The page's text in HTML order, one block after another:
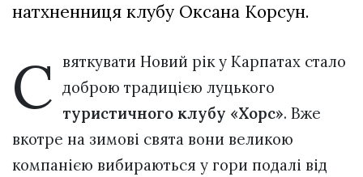
натхненниця клубу Оксана Корсун.
С вяткувати Новий рік у Карпатах стало
доброю традицією луцького
туристичного клубу «Хорс». Вже
вкотре на зимові свята вони великою
компанією вибираються у гори подалі від